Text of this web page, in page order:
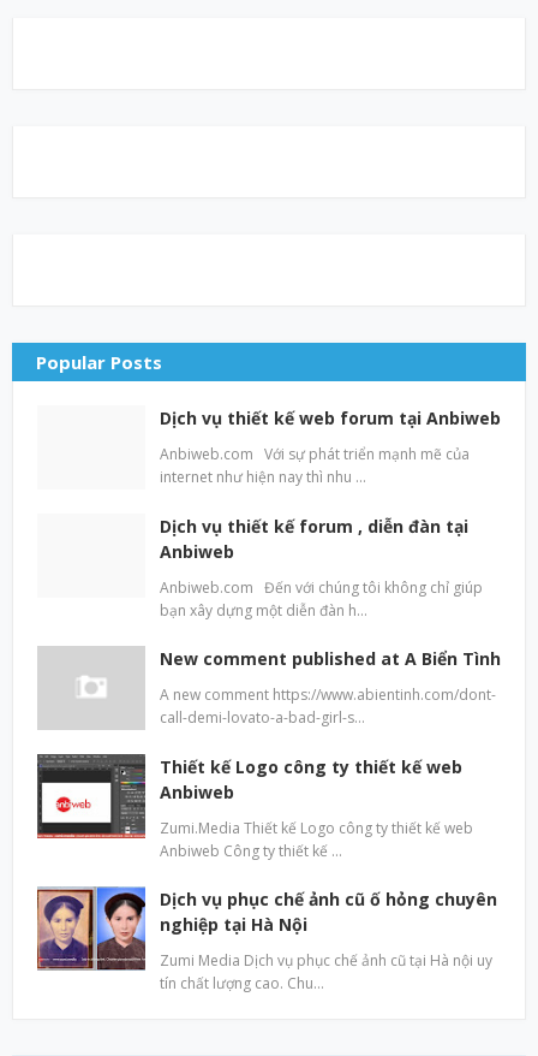
Popular Posts
Dịch vụ thiết kế web forum tại Anbiweb
Anbiweb.com Với sự phát triển mạnh mẽ của
internet như hiện nay thì nhu …
Dịch vụ thiết kế forum , diễn đàn tại
Anbiweb
Anbiweb.com Đến với chúng tôi không chỉ giúp
bạn xây dựng một diễn đàn h…
New comment published at A Biển Tình
A new comment https://www.abientinh.com/dont-
call-demi-lovato-a-bad-girl-s…
Thiết kế Logo công ty thiết kế web
Anbiweb
Zumi.Media Thiết kế Logo công ty thiết kế web
Anbiweb Công ty thiết kế …
Dịch vụ phục chế ảnh cũ ố hỏng chuyên
nghiệp tại Hà Nội
Zumi Media Dịch vụ phục chế ảnh cũ tại Hà nội uy
tín chất lượng cao. Chu…